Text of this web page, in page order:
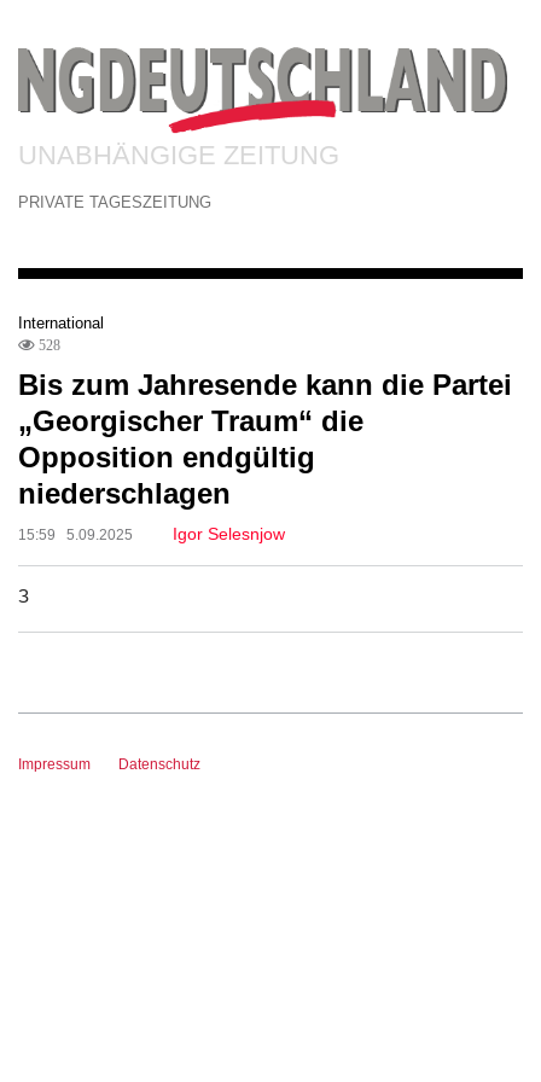
UNABHÄNGIGE ZEITUNG
PRIVATE TAGESZEITUNG
International
528
Bis zum Jahresende kann die Partei
„Georgischer Traum“ die
Opposition endgültig
niederschlagen
15:59 5.09.2025 Igor Selesnjow
З
Impressum Datenschutz